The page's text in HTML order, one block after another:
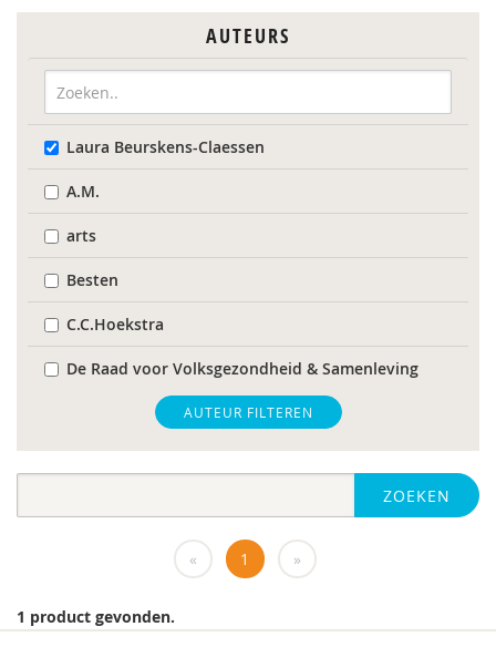
AUTEURS
Laura Beurskens-Claessen
A.M.
arts
Besten
C.C.Hoekstra
De Raad voor Volksgezondheid & Samenleving
gz-psycholoog
https://www.openbaaronderwijs.nu/
Marieke-Beltman
MSc
AUTEUR FILTEREN
ZOEKEN
« 1 »
1 product gevonden.